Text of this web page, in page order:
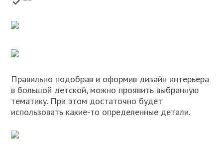
Правильно подобрав и оформив дизайн интерьера
в большой детской, можно проявить выбранную
тематику. При этом достаточно будет
использовать какие-то определенные детали.